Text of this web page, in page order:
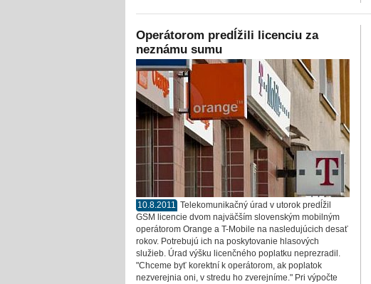
Operátorom predĺžili licenciu za
neznámu sumu
10.8.2011 Telekomunikačný úrad v utorok predĺžil
GSM licencie dvom najväčším slovenským mobilným
operátorom Orange a T-Mobile na nasledujúcich desať
rokov. Potrebujú ich na poskytovanie hlasových
služieb. Úrad výšku licenčného poplatku neprezradil.
"Chceme byť korektní k operátorom, ak poplatok
nezverejnia oni, v stredu ho zverejníme." Pri výpočte